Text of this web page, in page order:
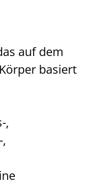
auf dem
basiert
,